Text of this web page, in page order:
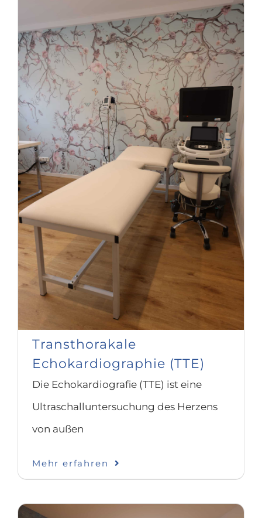
Transthorakale
Echokardiographie (TTE)
Die Echokardiografie (TTE) ist eine
Ultraschalluntersuchung des Herzens
von außen
Mehr erfahren